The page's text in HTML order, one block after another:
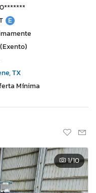
E
TX
Mínima
1/10